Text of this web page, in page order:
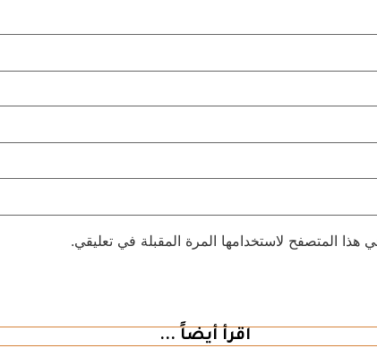
هذا المتصفح لاستخدامها المرة المقبلة في تعليقي.
اقرأ أيضاً ...